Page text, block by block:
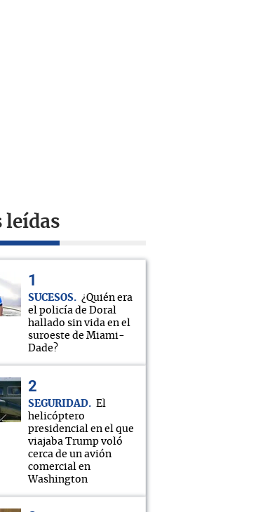
leídas
SUCESOS
¿Quién era
el policía de Doral
hallado sin vida en el
suroeste de Miami-
Dade?
SEGURIDAD
El
helicóptero
presidencial en el que
viajaba Trump voló
cerca de un avión
comercial en
Washington